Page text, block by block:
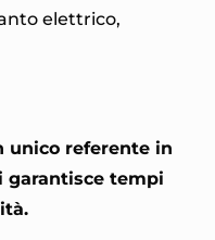
elettrico,
unico referente in
garantisce tempi